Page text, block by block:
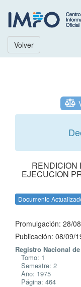
Volver
RENDICION
EJECUCION
Documento
Promulgación: 28/
Publicación: 08/09/
Registro Nacional
Tomo: 1
Semestre: 2
Año: 1975
Página: 464